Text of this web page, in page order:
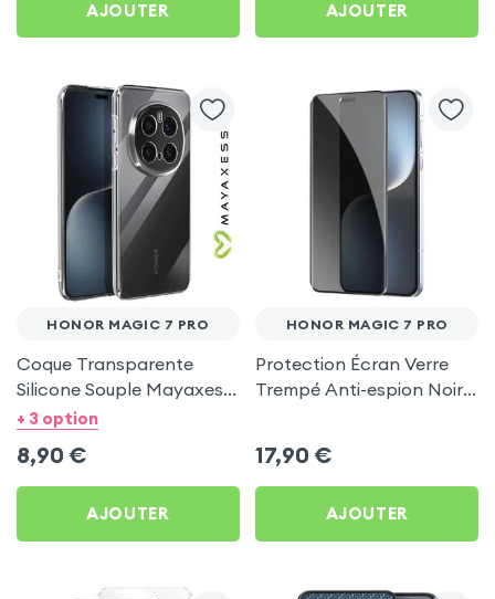
AJOUTER AJOUTER
HONOR MAGIC 7 PRO
Coque Transparente
Silicone Souple Mayaxess
pour Honor Magic 7 Pro
+ 3 option
8,90 €
AJOUTER
HONOR MAGIC 7 PRO
Protection Écran Verre
Trempé Anti-espion Noir
17,90 €
AJOUTER